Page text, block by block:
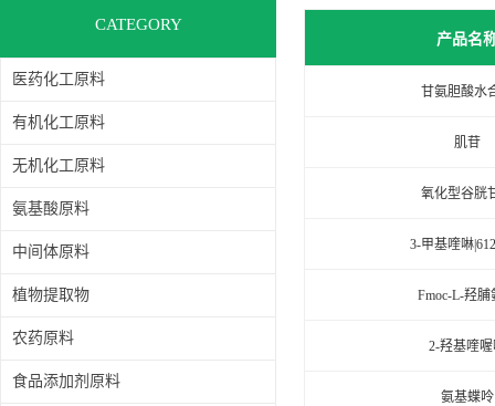
CATEGORY
医药化工原料
有机化工原料
无机化工原料
氨基酸原料
中间体原料
植物提取物
农药原料
食品添加剂原料
产品名
甘氨胆酸水
肌苷
氧化型谷胱
3-甲基喹啉
Fmoc-L-羟脯
2-羟基喹
氨基蝶呤